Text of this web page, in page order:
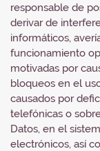
responsable de
derivar de
informáticos,
funcionamiento
motivadas por
bloqueos en el
causados por
telefónicas o
Datos, en el
electrónicos, así